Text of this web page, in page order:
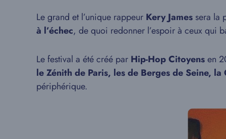
Le grand et l’unique rappeur Kery James sera la
à l’échec, de quoi redonner l’espoir à ceux qui
Le festival a été créé par Hip-Hop Citoyensen
le Zénith de Paris, les de Berges de Seine,
périphérique.